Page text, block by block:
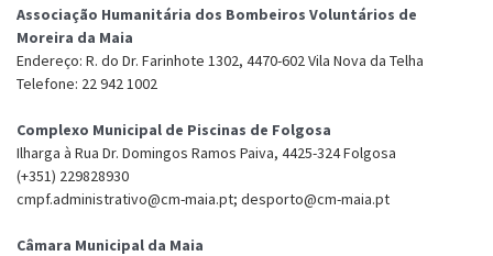
Associação Humanitária dos Bombeiros Voluntários de
Moreira da Maia
Endereço: R. do Dr. Farinhote 1302, 4470-602 Vila Nova da Telha
Telefone: 22 942 1002
Complexo Municipal de Piscinas de Folgosa
Ilharga à Rua Dr. Domingos Ramos Paiva, 4425-324 Folgosa
(+351) 229828930
cmpf.administrativo@cm-maia.pt; desporto@cm-maia.pt
Câmara Municipal da Maia